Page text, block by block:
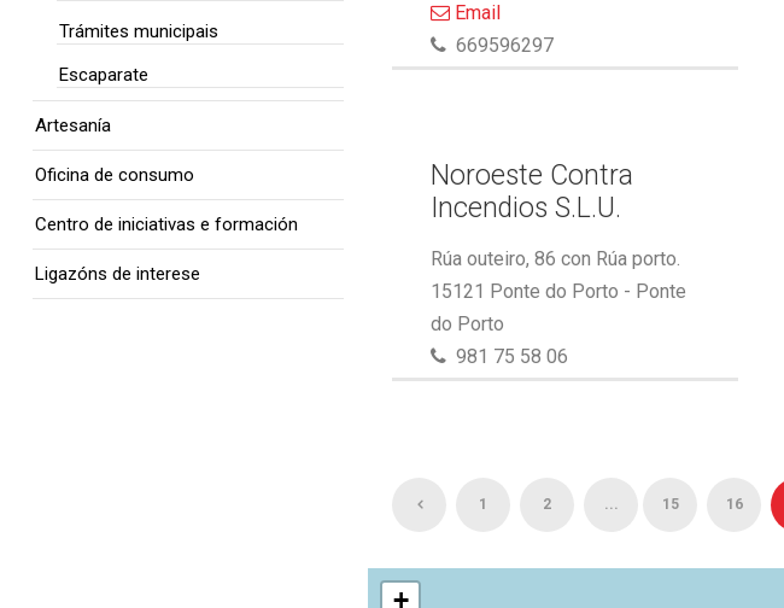
Email
669596297
Noroeste Contra
Incendios S.L.U.
Rúa outeiro, 86 con Rúa porto.
15121 Ponte do Porto - Ponte
do Porto
981 75 58 06
1 2 ... 15 16
+
Trámites municipais
Escaparate
Artesanía
Oficina de consumo
Centro de iniciativas e formación
Ligazóns de interese